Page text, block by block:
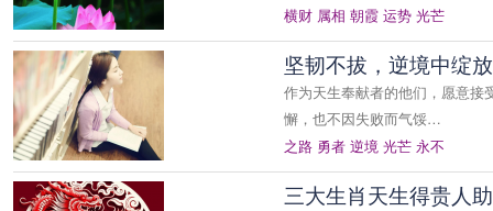
横财 属相 朝霞 运势 光芒
坚韧不拔，逆境中绽
作为天生奉献者的他们，愿意接
懈，也不因失败而气馁…
之路 勇者 逆境 光芒 永不
三大生肖天生得贵人